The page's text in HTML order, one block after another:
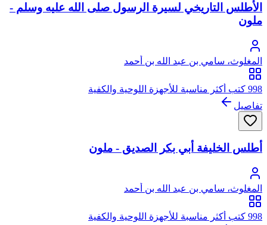
الأطلس التاريخي لسيرة الرسول صلى الله عليه وسلم -
ملون
المغلوث، سامي بن عبد الله بن أحمد
998 كتب أكثر مناسبة للأجهزة اللوحية والكفية
تفاصيل
أطلس الخليفة أبي بكر الصديق - ملون
المغلوث، سامي بن عبد الله بن أحمد
998 كتب أكثر مناسبة للأجهزة اللوحية والكفية